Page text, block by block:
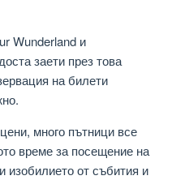
Wunderland и
заети през това
на билети
много пътници все
време за посещение на
изобилието от събития и